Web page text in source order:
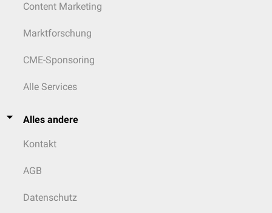
Content Marketing
Marktforschung
CME-Sponsoring
Alle Services
Alles andere
Kontakt
AGB
Datenschutz